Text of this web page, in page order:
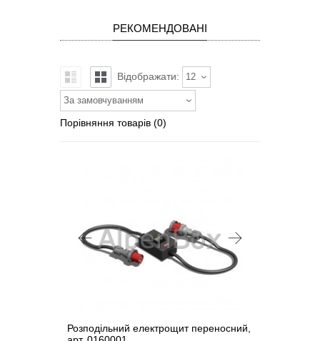
РЕКОМЕНДОВАНІ
Відображати: 12
За замовчуванням
Порівняння товарів (0)
Розподільний електрощит переносний,